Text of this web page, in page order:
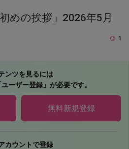
めの挨拶」2026年5月
1
ンツを見るには
ーザー登録」が必要です。
無料新規登録
カウントで登録